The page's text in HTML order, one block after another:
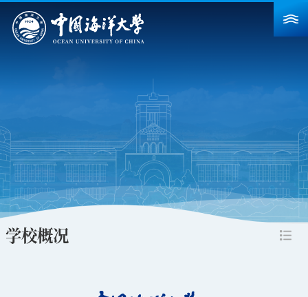
重点建设
教育教学
学校概况